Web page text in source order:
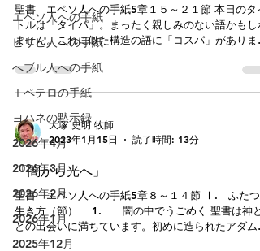
エペソ人への手紙
ピリピ人への手紙
へブル人への手紙
Ⅰペテロの手紙
ヨハネの黙示録
2026年4月
2026年3月
2026年2月
2026年1月
2025年12月
定の人に語られるのではなく、すべての個所がすべ
の人に語られています。それで、毎週私たちは、そ
ぞれの状況や環境や年齢などが違っても「ともにみ
成人も同じ食事をしています。それはとてもユニー
なことです。そして、不思議なことに同じ食事をも
てそれぞれ一人ひとりがちゃんと養われます。今朝
「子ども」とか「奴隷」とか「主人」に向けて語ら
聖書 エペソ人への手紙5章１５～２１節 本日のタイ
トルは「タイパ」。まったく親しみのない語かもし
ません。これに似た構造の語に「コスパ」がありま
スパは「コスト パフォーマンス（費用対効果）」の
ですね。その商品の値段に対して、どれだけすぐれ
効果をもたらしてくれるのかという意味です。生活
中では「この定食屋さん、ワンコインでおなかいっ
いになるよ」とか「このパック、50枚入りでこの値
だよ」「このダウンジャケット、安いのにあたたか
よ。一流メーカーと変わらないよ」などと教え合い
す。そして、その教え合いは嬉しいものです。 本日
説教題は「タイム パフォーマンス」の略になります
時間対効果で、何かのために投入した時間に対して
られる満足度、充実度を表す言葉です。このタイパ
影響がよく表れているものとして「動画」がありま
大塚 史明 牧師
2023年1月15日
読了時間: 13分
「闇から光へ」
聖書 エペソ人への手紙5章８～１４節 Ⅰ. ふたつ
生き方（節） 1. 闇の中でうごめく 聖書は神と
との出会いに満ちています。初めに造られたアダム
エバ。その出会いはエデンの園でした。天と地のす